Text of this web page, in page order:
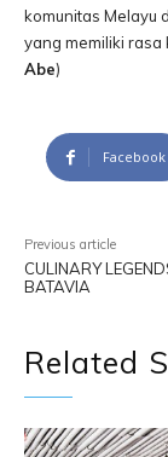
komunitas Melayu
yang memiliki rasa
Abe)
Facebook
Previous article
CULINARY
BATAVIA
Related